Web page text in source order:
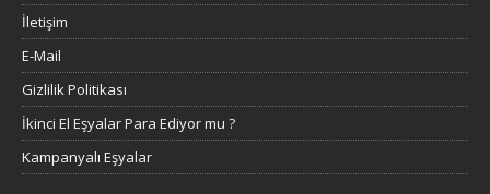
İletişim
E-Mail
Gizlilik Politikası
İkinci El Eşyalar Para Ediyor mu ?
Kampanyalı Eşyalar